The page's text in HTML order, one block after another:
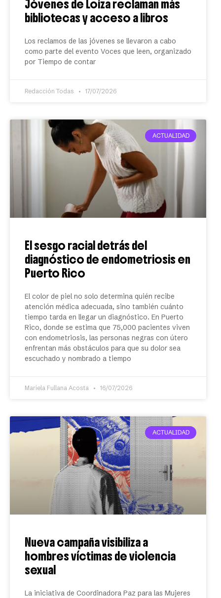
Jóvenes de Loíza reclaman más
bibliotecas y acceso a libros
Los reclamos de las jóvenes se llevaron a cabo
como parte del evento Voces que leen, organizado
por Tiempo de contar
Redacción Todas 17/07/2026
ACTUALIDAD
El sesgo racial detrás del
diagnóstico de endometriosis en
Puerto Rico
El color de piel no solo determina quién recibe
atención médica adecuada, sino también cuánto
tiempo tarda en llegar un diagnóstico. En Puerto
Rico, donde se estima que 75,000 pacientes viven
con endometriosis, las personas negras con útero
enfrentan más obstáculos para que su dolor sea
escuchado y nombrado a tiempo
Mariela Fullana Acosta 16/07/2026
ACTUALIDAD
Nueva campaña visibiliza a
hombres víctimas de violencia
sexual
La iniciativa de Coordinadora Paz para las Mujeres